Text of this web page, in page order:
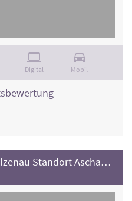
Digital Mobil
Klinikum Aschaffenburg-Alzenau Standort Aschaffenburg